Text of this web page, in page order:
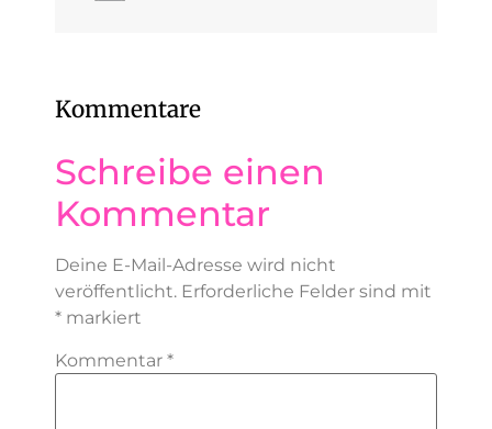
Kommentare
Schreibe einen
Kommentar
Deine E-Mail-Adresse wird nicht
veröffentlicht. Erforderliche Felder sind mit
* markiert
Kommentar *